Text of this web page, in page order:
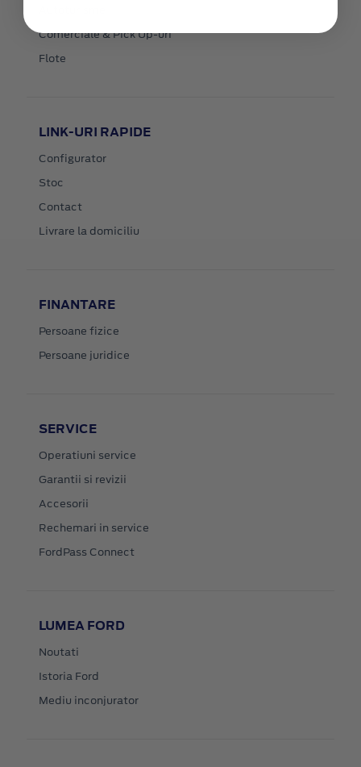
Comerciale & Pick Up-uri
Flote
LINK-URI RAPIDE
Configurator
Stoc
Contact
Livrare la domiciliu
FINANTARE
Persoane fizice
Persoane juridice
SERVICE
Operatiuni service
Garantii si revizii
Accesorii
Rechemari in service
FordPass Connect
LUMEA FORD
Noutati
Istoria Ford
Mediu inconjurator